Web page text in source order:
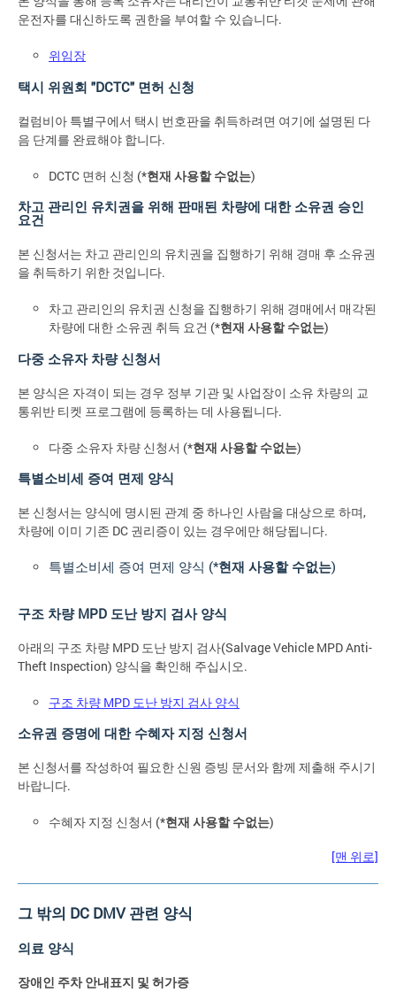
운전자를 대신하도록 권한을 부여할 수 있습니다.
위임장
택시 위원회 "DCTC" 면허 신청
컬럼비아 특별구에서 택시 번호판을 취득하려면 여기에 설명된 다
음 단계를 완료해야 합니다.
DCTC 면허 신청 (*현재 사용할 수없는)
차고 관리인 유치권을 위해 판매된 차량에 대한 소유권 승인
요건
본 신청서는 차고 관리인의 유치권을 집행하기 위해 경매 후 소유권
을 취득하기 위한 것입니다.
차고 관리인의 유치권 신청을 집행하기 위해 경매에서 매각된
차량에 대한 소유권 취득 요건 (*현재 사용할 수없는)
다중 소유자 차량 신청서
본 양식은 자격이 되는 경우 정부 기관 및 사업장이 소유 차량의 교
통위반 티켓 프로그램에 등록하는 데 사용됩니다.
다중 소유자 차량 신청서 (*현재 사용할 수없는)
특별소비세 증여 면제 양식
본 신청서는 양식에 명시된 관계 중 하나인 사람을 대상으로 하며,
차량에 이미 기존 DC 권리증이 있는 경우에만 해당됩니다.
특별소비세 증여 면제 양식 (*현재 사용할 수없는)
구조 차량 MPD 도난 방지 검사 양식
아래의 구조 차량 MPD 도난 방지 검사(Salvage Vehicle MPD Anti-
Theft Inspection) 양식을 확인해 주십시오.
구조 차량 MPD 도난 방지 검사 양식
소유권 증명에 대한 수혜자 지정 신청서
본 신청서를 작성하여 필요한 신원 증빙 문서와 함께 제출해 주시기
바랍니다.
수혜자 지정 신청서 (*현재 사용할 수없는)
[맨 위로]
그 밖의 DC DMV 관련 양식
의료 양식
장애인 주차 안내표지 및 허가증